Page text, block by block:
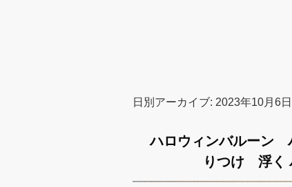
日別アーカイブ: 2023年10月6日
ハロウィンバルー
りつけ 浮く